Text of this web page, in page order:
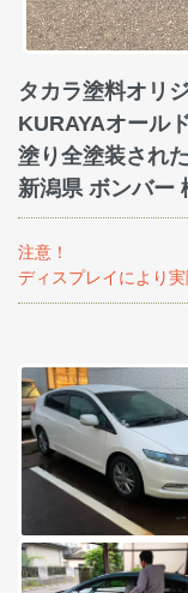
タカラ塗料オリ
KURAYAオール
塗り全塗装され
新潟県 ボンバー
注意！
ディスプレイにより